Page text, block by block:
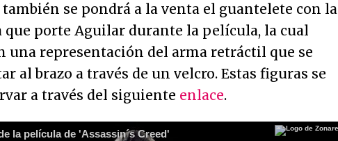
se pondrá a la venta el guantelete con la
que porte Aguilar durante la película, la cual
una representación del arma retráctil que se
al brazo a través de un velcro. Estas figuras se
a través del siguiente enlace.
la película de 'Assassin´s Creed'